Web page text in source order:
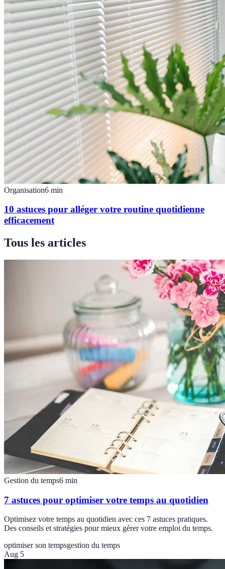
Organisation6 min
10 astuces pour alléger votre routine quotidienne
efficacement
Tous les articles
Gestion du temps6 min
7 astuces pour optimiser votre temps au quotidien
Optimisez votre temps au quotidien avec ces 7 astuces pratiques.
Des conseils et stratégies pour mieux gérer votre emploi du temps.
optimiser son tempsgestion du temps
Aug 5